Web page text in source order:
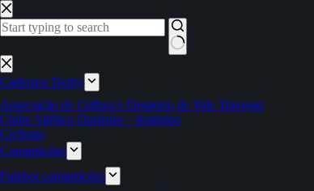
Pular
para
o
Sem
resultados
Cadernos Derby
Associação de Cultura e Desporto de Vale Travesso
Clube Atlético Ouriense – feminino
Ciclismo
Competições
Futebol competições